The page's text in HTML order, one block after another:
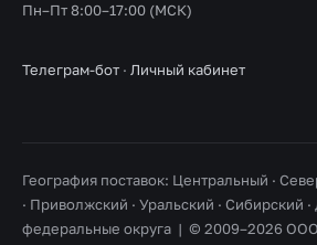
Пн–Пт 8:00–17:00 (МСК)
Телеграм-бот · Личный кабинет
География поставок: Центральный ·
· Приволжский · Уральский · Сибирский
федеральные округа | © 2009–2026